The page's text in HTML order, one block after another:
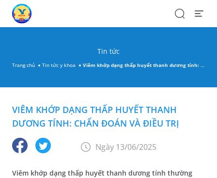
SearchOpen
Tin tức
Trang chủ Tin tức y khoa Viêm khớp dạng thấp huyết thanh dương tính: Chẩn đoán và điều trị
VIÊM KHỚP DẠNG THẤP HUYẾT THANH
DƯƠNG TÍNH: CHẨN ĐOÁN VÀ ĐIỀU TRỊ
Ngày 13/06/2025
Viêm khớp dạng thấp huyết thanh dương tính thường